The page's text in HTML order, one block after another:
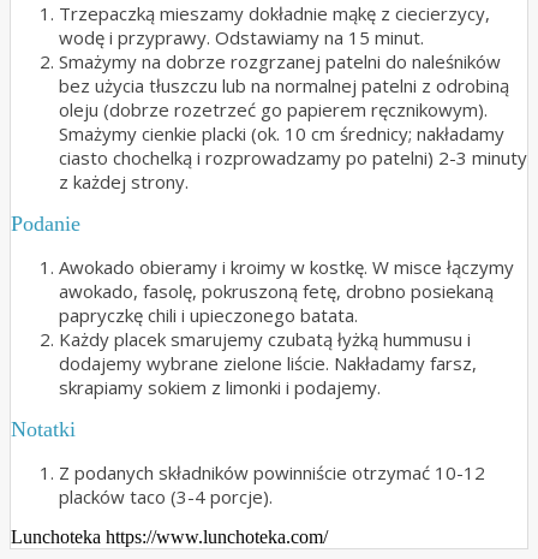
Trzepaczką mieszamy dokładnie mąkę z ciecierzycy,
wodę i przyprawy. Odstawiamy na 15 minut.
Smażymy na dobrze rozgrzanej patelni do naleśników
bez użycia tłuszczu lub na normalnej patelni z odrobiną
oleju (dobrze rozetrzeć go papierem ręcznikowym).
Smażymy cienkie placki (ok. 10 cm średnicy; nakładamy
ciasto chochelką i rozprowadzamy po patelni) 2-3 minuty
z każdej strony.
Podanie
Awokado obieramy i kroimy w kostkę. W misce łączymy
awokado, fasolę, pokruszoną fetę, drobno posiekaną
papryczkę chili i upieczonego batata.
Każdy placek smarujemy czubatą łyżką hummusu i
dodajemy wybrane zielone liście. Nakładamy farsz,
skrapiamy sokiem z limonki i podajemy.
Notatki
Z podanych składników powinniście otrzymać 10-12
placków taco (3-4 porcje).
Lunchoteka https://www.lunchoteka.com/